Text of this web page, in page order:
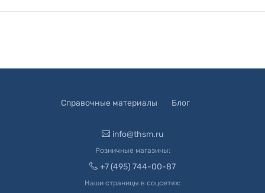
Справочные материалы Блог
info@thsm.ru
Розничные магазины:
+7 (495) 744-00-87
Наши страницы в соцсетях: